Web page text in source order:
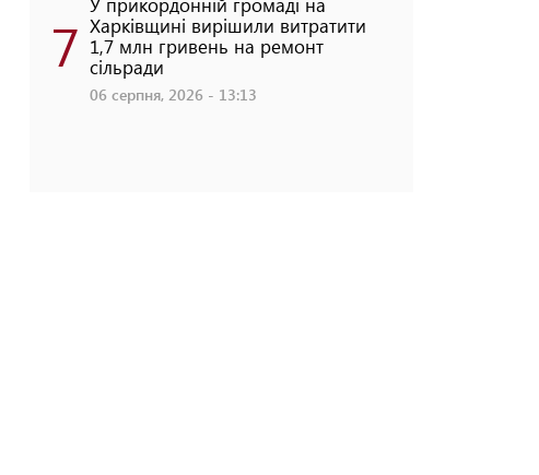
7 Харківщині вирішили витратити
1,7 млн гривень на ремонт
сільради
06 серпня, 2026 - 13:13